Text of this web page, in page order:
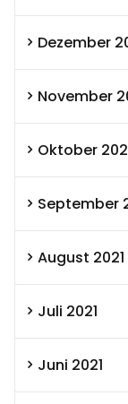
Dezember
November
Oktober
September
August 2021
Juli 2021
Juni 2021